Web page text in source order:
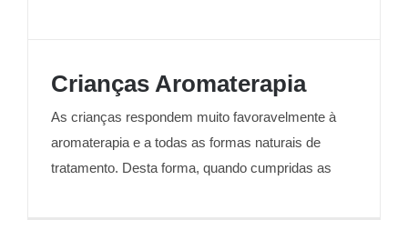
Crianças Aromaterapia
Crianças Aromaterapia
As crianças respondem muito favoravelmente à
aromaterapia e a todas as formas naturais de
tratamento. Desta forma, quando cumpridas as